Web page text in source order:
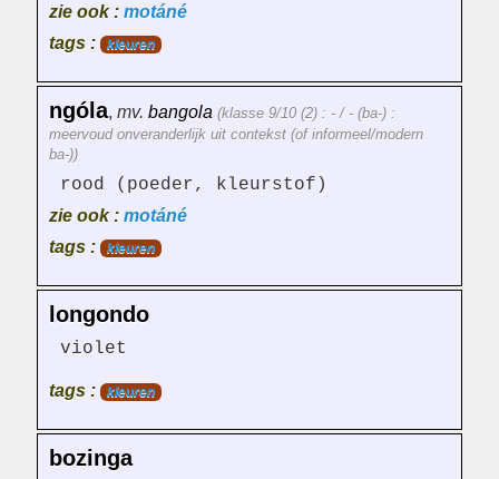
zie ook : motáné
tags :
kleuren
ngóla, mv. bangola (klasse 9/10 (2) : - / - (ba-) :
meervoud onveranderlijk uit contekst (of informeel/modern
ba-))
rood (poeder, kleurstof)
zie ook : motáné
tags :
kleuren
longondo
violet
tags : kleuren
bozinga